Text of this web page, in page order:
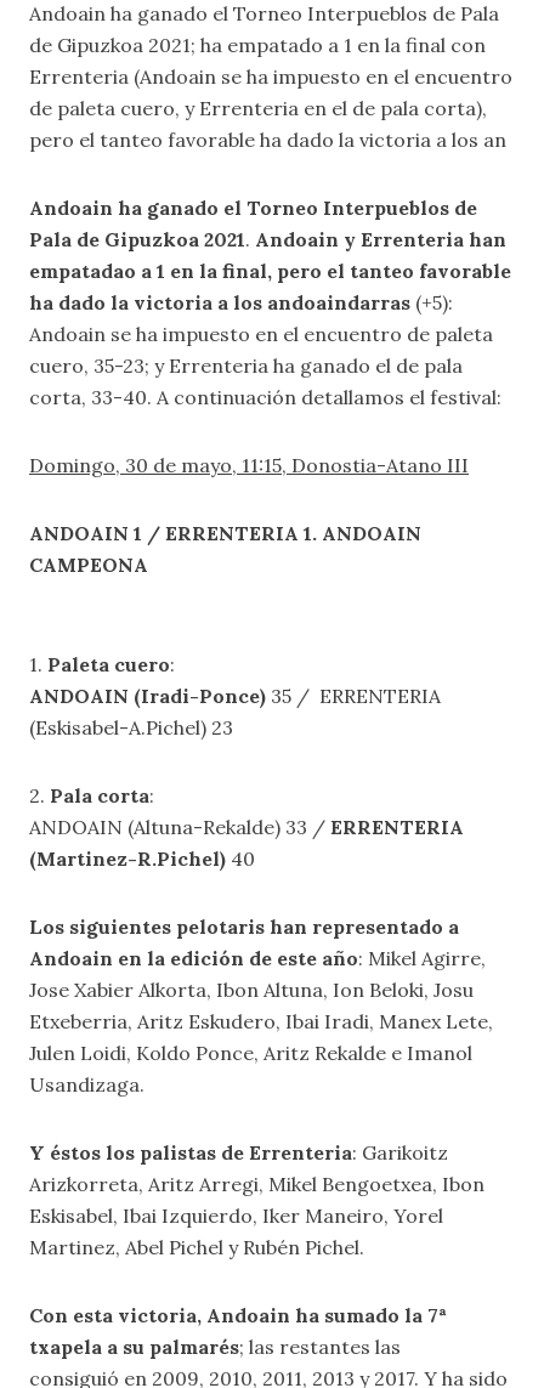
Andoain ha ganado el Torneo Interpueblos de Pala
de Gipuzkoa 2021; ha empatado a 1 en la final con
Errenteria (Andoain se ha impuesto en el encuentro
de paleta cuero, y Errenteria en el de pala corta),
pero el tanteo favorable ha dado la victoria a los an
Andoain ha ganado el Torneo Interpueblos de
Pala de Gipuzkoa 2021. Andoain y Errenteria han
empatadao a 1 en la final, pero el tanteo favorable
ha dado la victoria a los andoaindarras (+5):
Andoain se ha impuesto en el encuentro de paleta
cuero, 35-23; y Errenteria ha ganado el de pala
corta, 33-40. A continuación detallamos el festival:
Domingo, 30 de mayo, 11:15, Donostia-Atano III
ANDOAIN 1 / ERRENTERIA 1. ANDOAIN
CAMPEONA
1. Paleta cuero:
ANDOAIN (Iradi-Ponce) 35 / ERRENTERIA
(Eskisabel-A.Pichel) 23
2. Pala corta:
ANDOAIN (Altuna-Rekalde) 33 / ERRENTERIA
(Martinez-R.Pichel) 40
Los siguientes pelotaris han representado a
Andoain en la edición de este año: Mikel Agirre,
Jose Xabier Alkorta, Ibon Altuna, Ion Beloki, Josu
Etxeberria, Aritz Eskudero, Ibai Iradi, Manex Lete,
Julen Loidi, Koldo Ponce, Aritz Rekalde e Imanol
Usandizaga.
Y éstos los palistas de Errenteria: Garikoitz
Arizkorreta, Aritz Arregi, Mikel Bengoetxea, Ibon
Eskisabel, Ibai Izquierdo, Iker Maneiro, Yorel
Martinez, Abel Pichel y Rubén Pichel.
Con esta victoria, Andoain ha sumado la 7ª
txapela a su palmarés; las restantes las
consiguió en 2009, 2010, 2011, 2013 y 2017. Y ha sido